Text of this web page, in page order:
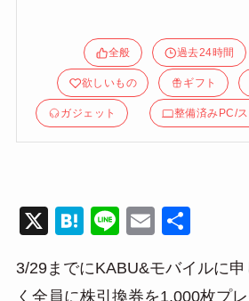
全般 過去24時間
欲しいもの ギフト
ガジェット 整備済みPC/
X
H
e
Li
e
E
ail
3/29までにKABU&モバイルに
く全員に株引換券を1,000枚プ